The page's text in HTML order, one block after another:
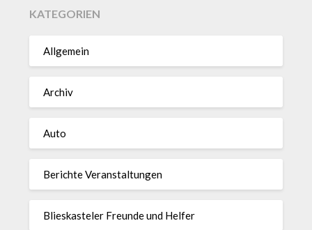
KATEGORIEN
Allgemein
Archiv
Auto
Berichte Veranstaltungen
Blieskasteler Freunde und Helfer